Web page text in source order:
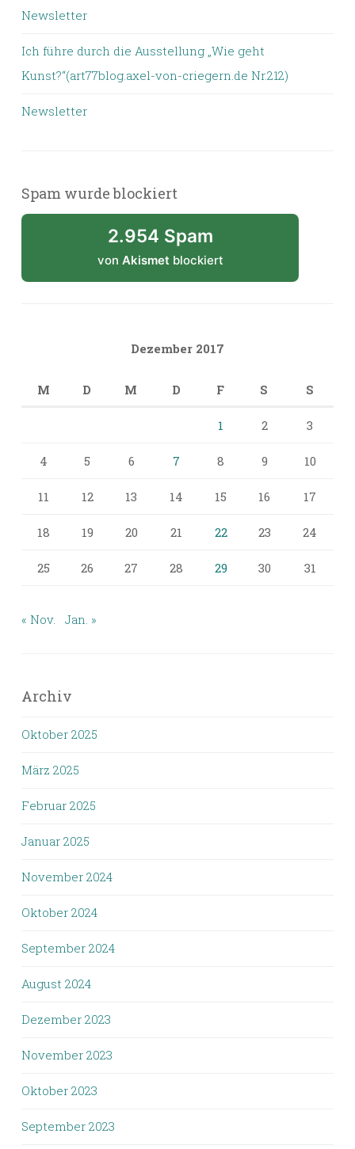
Newsletter
Ich führe durch die Ausstellung „Wie geht
Kunst?“(art77blog.axel-von-criegern.de Nr.212)
Newsletter
Spam wurde blockiert
2.954 Spam
von Akismet blockiert
Dezember 2017
M D M D F S S
1 2 3
4 5 6 7 8 9 10
11 12 13 14 15 16 17
18 19 20 21 22 23 24
25 26 27 28 29 30 31
« Nov. Jan. »
Archiv
Oktober 2025
März 2025
Februar 2025
Januar 2025
November 2024
Oktober 2024
September 2024
August 2024
Dezember 2023
November 2023
Oktober 2023
September 2023